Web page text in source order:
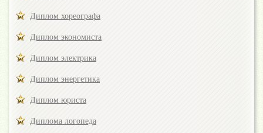
Диплом хореографа
Диплом экономиста
Диплом электрика
Диплом энергетика
Диплом юриста
Диплома логопеда